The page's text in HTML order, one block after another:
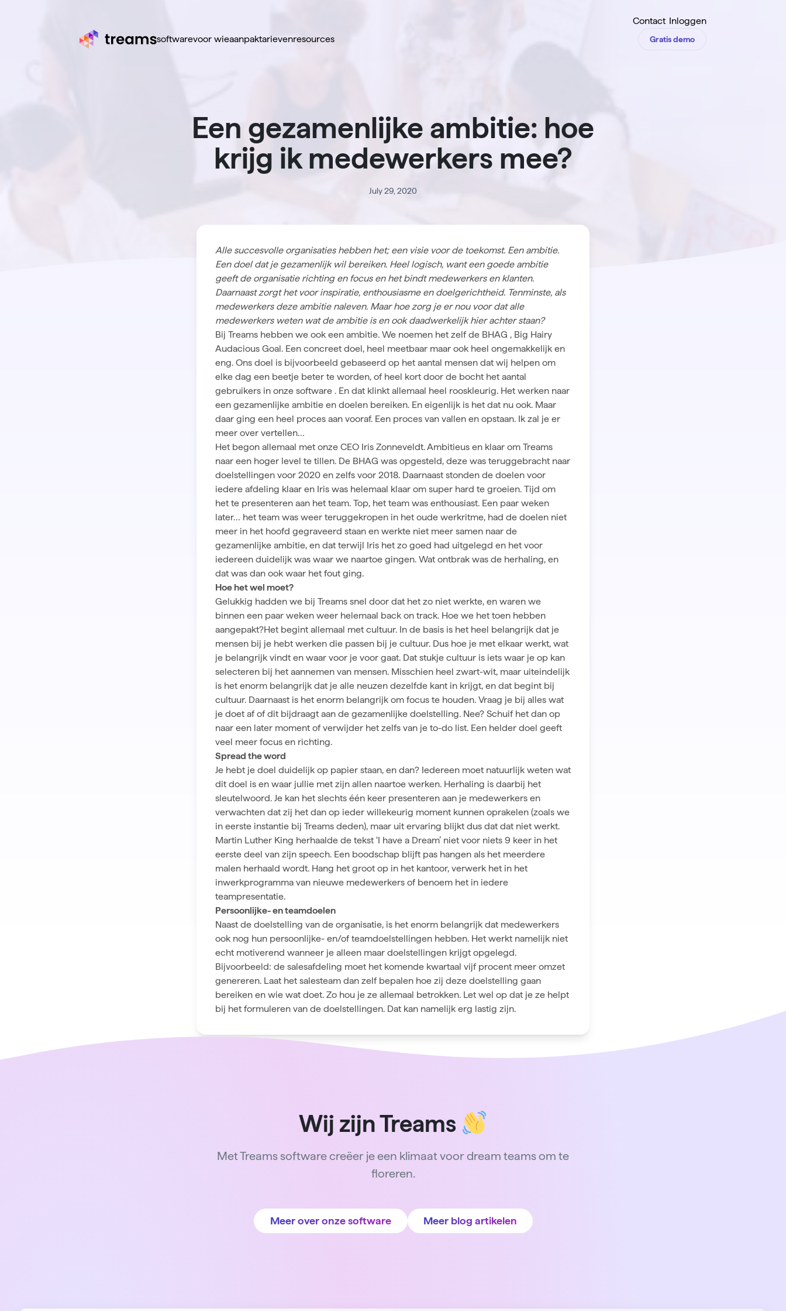
Contact Inloggen
softwarevoor wieaanpaktarievenresources Gratis demo
Een gezamenlijke ambitie: hoe
krijg ik medewerkers mee?
July 29, 2020
Alle succesvolle organisaties hebben het; een visie voor de toekomst. Een ambitie.
Een doel dat je gezamenlijk wil bereiken. Heel logisch, want een goede ambitie
geeft de organisatie richting en focus en het bindt medewerkers en klanten.
Daarnaast zorgt het voor inspiratie, enthousiasme en doelgerichtheid. Tenminste, als
medewerkers deze ambitie naleven. Maar hoe zorg je er nou voor dat alle
medewerkers weten wat de ambitie is en ook daadwerkelijk hier achter staan?
Bij Treams hebben we ook een ambitie. We noemen het zelf de BHAG , Big Hairy
Audacious Goal. Een concreet doel, heel meetbaar maar ook heel ongemakkelijk en
eng. Ons doel is bijvoorbeeld gebaseerd op het aantal mensen dat wij helpen om
elke dag een beetje beter te worden, of heel kort door de bocht het aantal
gebruikers in onze software . En dat klinkt allemaal heel rooskleurig. Het werken naar
een gezamenlijke ambitie en doelen bereiken. En eigenlijk is het dat nu ook. Maar
daar ging een heel proces aan vooraf. Een proces van vallen en opstaan. Ik zal je er
meer over vertellen…
Het begon allemaal met onze CEO Iris Zonneveldt. Ambitieus en klaar om Treams
naar een hoger level te tillen. De BHAG was opgesteld, deze was teruggebracht naar
doelstellingen voor 2020 en zelfs voor 2018. Daarnaast stonden de doelen voor
iedere afdeling klaar en Iris was helemaal klaar om super hard te groeien. Tijd om
het te presenteren aan het team. Top, het team was enthousiast. Een paar weken
later… het team was weer teruggekropen in het oude werkritme, had de doelen niet
meer in het hoofd gegraveerd staan en werkte niet meer samen naar de
gezamenlijke ambitie, en dat terwijl Iris het zo goed had uitgelegd en het voor
iedereen duidelijk was waar we naartoe gingen. Wat ontbrak was de herhaling, en
dat was dan ook waar het fout ging.
Hoe het wel moet?
Gelukkig hadden we bij Treams snel door dat het zo niet werkte, en waren we
binnen een paar weken weer helemaal back on track. Hoe we het toen hebben
aangepakt?Het begint allemaal met cultuur. In de basis is het heel belangrijk dat je
mensen bij je hebt werken die passen bij je cultuur. Dus hoe je met elkaar werkt, wat
je belangrijk vindt en waar voor je voor gaat. Dat stukje cultuur is iets waar je op kan
selecteren bij het aannemen van mensen. Misschien heel zwart-wit, maar uiteindelijk
is het enorm belangrijk dat je alle neuzen dezelfde kant in krijgt, en dat begint bij
cultuur. Daarnaast is het enorm belangrijk om focus te houden. Vraag je bij alles wat
je doet af of dit bijdraagt aan de gezamenlijke doelstelling. Nee? Schuif het dan op
naar een later moment of verwijder het zelfs van je to-do list. Een helder doel geeft
veel meer focus en richting.
Spread the word
Je hebt je doel duidelijk op papier staan, en dan? Iedereen moet natuurlijk weten wat
dit doel is en waar jullie met zijn allen naartoe werken. Herhaling is daarbij het
sleutelwoord. Je kan het slechts één keer presenteren aan je medewerkers en
verwachten dat zij het dan op ieder willekeurig moment kunnen oprakelen (zoals we
in eerste instantie bij Treams deden), maar uit ervaring blijkt dus dat dat niet werkt.
Martin Luther King herhaalde de tekst ‘I have a Dream’ niet voor niets 9 keer in het
eerste deel van zijn speech. Een boodschap blijft pas hangen als het meerdere
malen herhaald wordt. Hang het groot op in het kantoor, verwerk het in het
inwerkprogramma van nieuwe medewerkers of benoem het in iedere
teampresentatie.
Persoonlijke- en teamdoelen
Naast de doelstelling van de organisatie, is het enorm belangrijk dat medewerkers
ook nog hun persoonlijke- en/of teamdoelstellingen hebben. Het werkt namelijk niet
echt motiverend wanneer je alleen maar doelstellingen krijgt opgelegd.
Bijvoorbeeld: de salesafdeling moet het komende kwartaal vijf procent meer omzet
genereren. Laat het salesteam dan zelf bepalen hoe zij deze doelstelling gaan
bereiken en wie wat doet. Zo hou je ze allemaal betrokken. Let wel op dat je ze helpt
bij het formuleren van de doelstellingen. Dat kan namelijk erg lastig zijn.
Wij zijn Treams
Met Treams software creëer je een klimaat voor dream teams om te
floreren.
Meer over onze software Meer blog artikelen